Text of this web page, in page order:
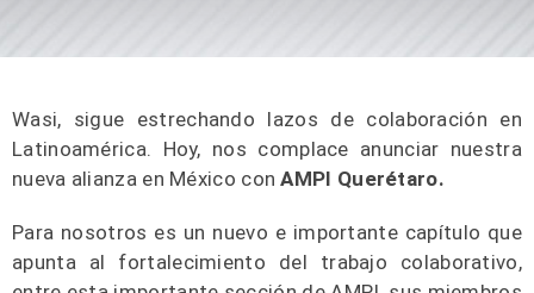
Wasi, sigue estrechando lazos de colaboración en
Latinoamérica. Hoy, nos complace anunciar nuestra
nueva alianza en México conAMPI Querétaro.
Para nosotros es un nuevo e importante capítulo que
apunta al fortalecimiento del trabajo colaborativo,